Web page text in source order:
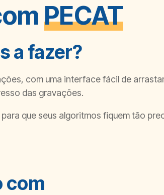
PECAT
a fazer?
com uma interface fácil de
das gravações.
que seus algoritmos fiquem tão
com